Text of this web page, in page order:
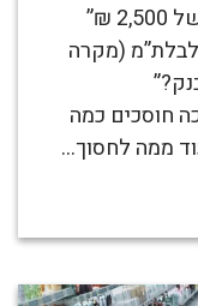
₪”
(מקרה
חוסכים כמה
ממה לחסוך…